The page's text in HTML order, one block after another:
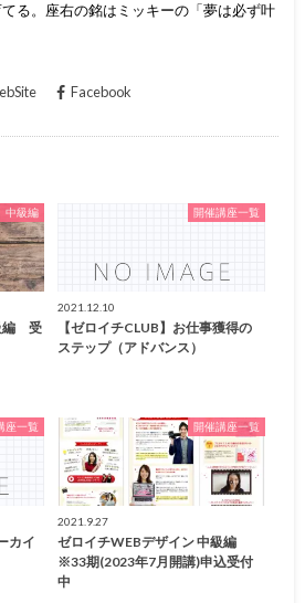
る。座右の銘はミッキーの「夢は必ず叶
Facebook
中級編
編 受
開催講座一覧
2021.12.10
【ゼロイチCLUB】お仕事獲得の
ステップ（アドバンス）
座一覧
カイ
開催講座一覧
2021.9.27
ゼロイチWEBデザイン 中級編
※33期(2023年7月開講)申込受付
中